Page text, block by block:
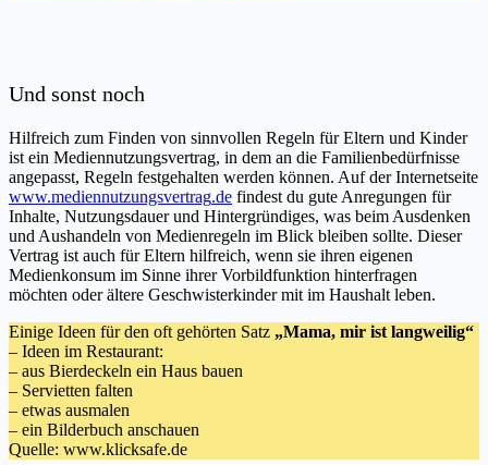
Und sonst noch
Hilfreich zum Finden von sinnvollen Regeln für Eltern und Kinder
ist ein Mediennutzungsvertrag, in dem an die Familienbedürfnisse
angepasst, Regeln festgehalten werden können. Auf der Internetseite
www.mediennutzungsvertrag.de findest du gute Anregungen für
Inhalte, Nutzungsdauer und Hintergründiges, was beim Ausdenken
und Aushandeln von Medienregeln im Blick bleiben sollte. Dieser
Vertrag ist auch für Eltern hilfreich, wenn sie ihren eigenen
Medienkonsum im Sinne ihrer Vorbildfunktion hinterfragen
möchten oder ältere Geschwisterkinder mit im Haushalt leben.
Einige Ideen für den oft gehörten Satz „Mama, mir ist langweilig“
– Ideen im Restaurant:
– aus Bierdeckeln ein Haus bauen
– Servietten falten
– etwas ausmalen
– ein Bilderbuch anschauen
Quelle: www.klicksafe.de